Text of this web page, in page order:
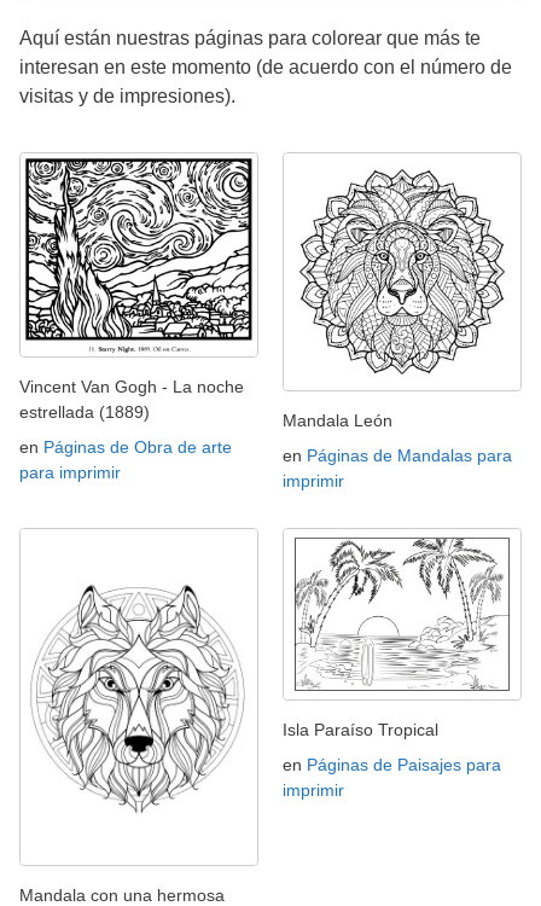
Aquí están nuestras páginas para colorear que más te
interesan en este momento (de acuerdo con el número de
visitas y de impresiones).
Vincent Van Gogh - La noche
estrellada (1889)
en Páginas de Obra de arte
para imprimir
Mandala León
en Páginas de Mandalas para
imprimir
Mandala con una hermosa
Isla Paraíso Tropical
en Páginas de Paisajes para
imprimir